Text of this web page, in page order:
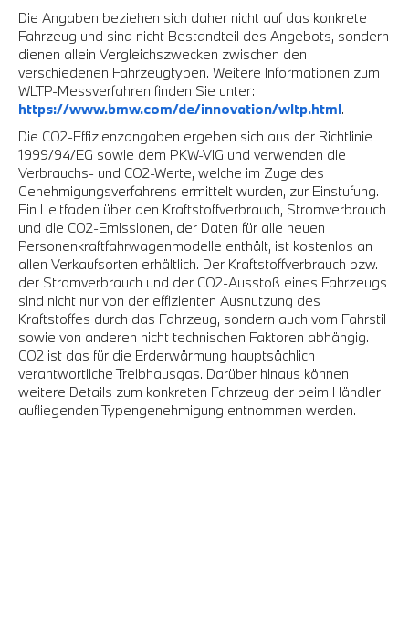
Die Angaben beziehen sich daher nicht auf das konkrete
Fahrzeug und sind nicht Bestandteil des Angebots, sondern
dienen allein Vergleichszwecken zwischen den
verschiedenen Fahrzeugtypen. Weitere Informationen zum
WLTP-Messverfahren finden Sie unter:
https://www.bmw.com/de/innovation/wltp.html.
Die CO2-Effizienzangaben ergeben sich aus der Richtlinie
1999/94/EG sowie dem PKW-VIG und verwenden die
Verbrauchs- und CO2-Werte, welche im Zuge des
Genehmigungsverfahrens ermittelt wurden, zur Einstufung.
Ein Leitfaden über den Kraftstoffverbrauch, Stromverbrauch
und die CO2-Emissionen, der Daten für alle neuen
Personenkraftfahrwagenmodelle enthält, ist kostenlos an
allen Verkaufsorten erhältlich. Der Kraftstoffverbrauch bzw.
der Stromverbrauch und der CO2-Ausstoß eines Fahrzeugs
sind nicht nur von der effizienten Ausnutzung des
Kraftstoffes durch das Fahrzeug, sondern auch vom Fahrstil
sowie von anderen nicht technischen Faktoren abhängig.
CO2 ist das für die Erderwärmung hauptsächlich
verantwortliche Treibhausgas. Darüber hinaus können
weitere Details zum konkreten Fahrzeug der beim Händler
aufliegenden Typengenehmigung entnommen werden.